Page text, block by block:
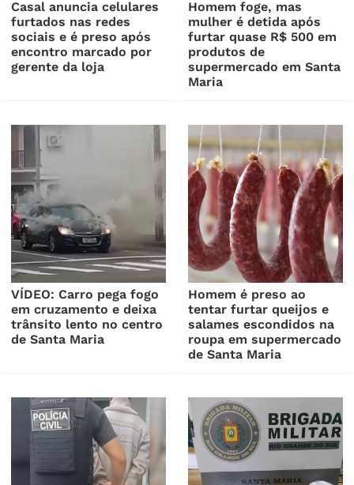
Casal anuncia celulares
furtados nas redes
sociais e é preso após
encontro marcado por
gerente da loja
Homem foge, mas
mulher é detida após
furtar quase R$ 500 em
produtos de
supermercado em Santa
Maria
VÍDEO: Carro pega fogo
em cruzamento e deixa
trânsito lento no centro
de Santa Maria
Homem é preso ao
tentar furtar queijos e
salames escondidos na
roupa em supermercado
de Santa Maria